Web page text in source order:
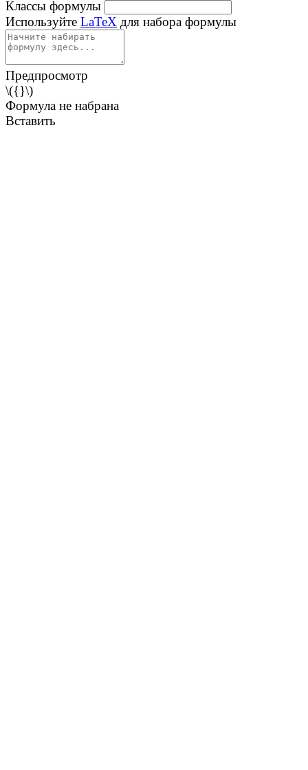
Классы формулы
Используйте LaTeX для набора формулы
Предпросмотр
\({}\)
Формула не набрана
Вставить